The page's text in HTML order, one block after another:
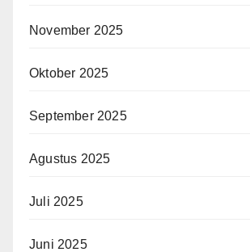
November 2025
Oktober 2025
September 2025
Agustus 2025
Juli 2025
Juni 2025